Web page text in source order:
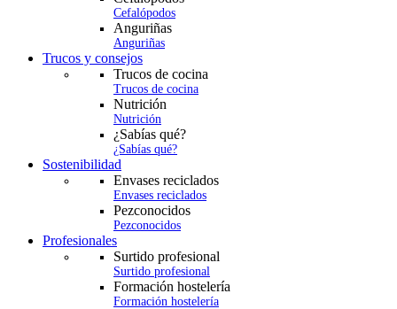
Cefalópodos
Anguriñas
Anguriñas
Trucos y consejos
Trucos de cocina
Trucos de cocina
Nutrición
Nutrición
¿Sabías qué?
¿Sabías qué?
Sostenibilidad
Envases reciclados
Envases reciclados
Pezconocidos
Pezconocidos
Profesionales
Surtido profesional
Surtido profesional
Formación hostelería
Formación hostelería